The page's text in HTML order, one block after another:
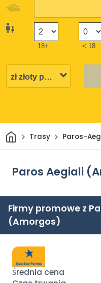
18+ < 18
DomTrasy Paros-
Paros Aegiali
Firmy promowe z
(Amorgos)